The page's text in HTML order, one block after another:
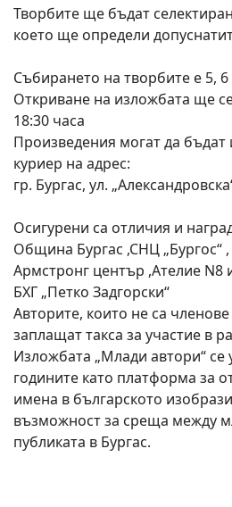
Творбите ще бъдат
което ще определи
Събирането на творбите е 5,
Откриване на изложбата ще
18:30 часа
Произведения могат да бъдат
куриер на адрес:
гр. Бургас, ул.
Осигурени са отличия и
Община Бургас ,СНЦ „Бургос“ ,
Армстронг център ,Ателие N8
БХГ „Петко Задгорски“
Авторите, които не са
заплащат такса за участие в
Изложбата „Млади автори“ се
годините като платформа за
имена в българското
възможност за среща между
публиката в Бургас.